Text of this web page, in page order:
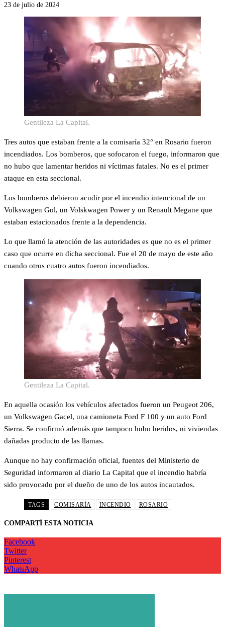
23 de julio de 2024
Gentileza La Capital.
Tres autos que estaban frente a la comisaría 32° en Rosario fueron
incendiados. Los bomberos, que sofocaron el fuego, informaron que
no hubo que lamentar heridos ni víctimas fatales. No es el primer
ataque en esta seccional.
Los bomberos debieron acudir por el incendio intencional de un
Volkswagen Gol, un Volskwagen Power y un Renault Megane que
estaban estacionados frente a la dependencia.
Lo que llamó la atención de las autoridades es que no es el primer
caso que ocurre en dicha seccional. Fue el 20 de mayo de este año
cuando otros cuatro autos fueron incendiados.
Gentileza La Capital.
En aquella ocasión los vehículos afectados fueron un Peugeot 206,
un Volkswagen Gacel, una camioneta Ford F 100 y un auto Ford
Sierra. Se confirmó además que tampoco hubo heridos, ni viviendas
dañadas producto de las llamas.
Aunque no hay confirmación oficial, fuentes del Ministerio de
Seguridad informaron al diario La Capital que el incendio habría
sido provocado por el dueño de uno de los autos incautados.
TAGS COMISARÍA INCENDIO ROSARIO
COMPARTÍ ESTA NOTICIA
Facebook
Twitter
Pinterest
WhatsApp